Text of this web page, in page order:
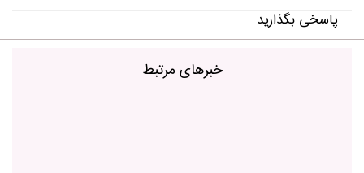
پاسخی بگذارید
خبرهای مرتبط